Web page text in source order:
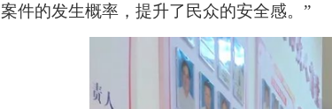
案件的发生概率，提升了民众的安全感。”